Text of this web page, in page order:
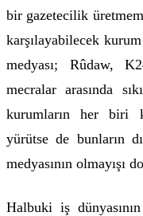
bir gazetecilik
karşılayabilecek
medyası; Rûdaw,
mecralar arasında
kurumların her biri
yürütse de bunların
medyasının olmayışı
Halbuki iş